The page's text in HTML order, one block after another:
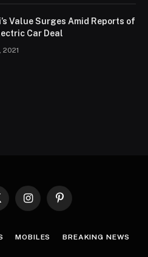
Value Surges Amid Reports of
Car Deal
2021
InstagramPinterest
MOBILES BREAKING NEWS